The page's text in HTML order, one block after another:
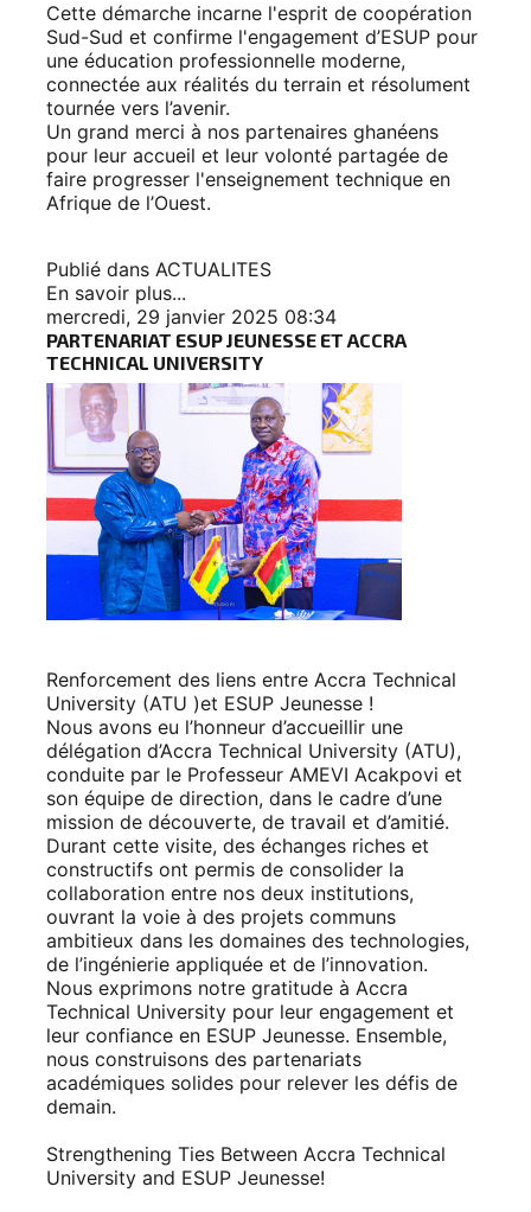
Cette démarche incarne l'esprit de coopération
Sud-Sud et confirme l'engagement d’ESUP pour
une éducation professionnelle moderne,
connectée aux réalités du terrain et résolument
tournée vers l’avenir.
Un grand merci à nos partenaires ghanéens
pour leur accueil et leur volonté partagée de
faire progresser l'enseignement technique en
Afrique de l’Ouest.
Publié dans ACTUALITES
En savoir plus...
mercredi, 29 janvier 2025 08:34
PARTENARIAT ESUP JEUNESSE ET ACCRA
TECHNICAL UNIVERSITY
Renforcement des liens entre Accra Technical
University (ATU )et ESUP Jeunesse !
Nous avons eu l’honneur d’accueillir une
délégation d’Accra Technical University (ATU),
conduite par le Professeur AMEVI Acakpovi et
son équipe de direction, dans le cadre d’une
mission de découverte, de travail et d’amitié.
Durant cette visite, des échanges riches et
constructifs ont permis de consolider la
collaboration entre nos deux institutions,
ouvrant la voie à des projets communs
ambitieux dans les domaines des technologies,
de l’ingénierie appliquée et de l’innovation.
Nous exprimons notre gratitude à Accra
Technical University pour leur engagement et
leur confiance en ESUP Jeunesse. Ensemble,
nous construisons des partenariats
académiques solides pour relever les défis de
demain.
Strengthening Ties Between Accra Technical
University and ESUP Jeunesse!